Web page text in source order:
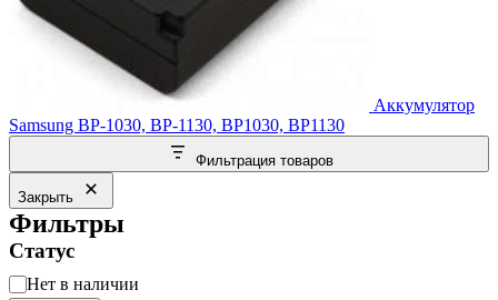
Аккумулятор
Samsung BP-1030, BP-1130, BP1030, BP1130
Фильтрация товаров
Закрыть
Фильтры
Статус
Статус
Нет в наличии